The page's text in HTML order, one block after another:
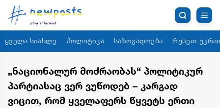
ყველა სიახლე პოლიტიკა საზოგადოება რუსეთ-
„ნაციონალურ მოძრაობას“ პოლიტიკურ
პარტიასაც ვერ ვუწოდებ – კარგად
ვიცით, რომ ყველაფერს წყვეტს ერთი